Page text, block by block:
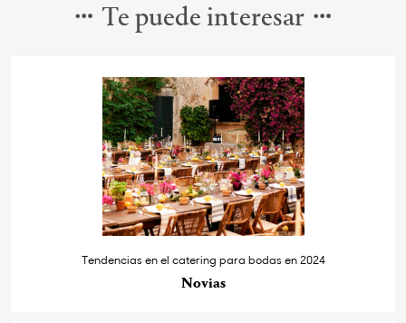
Te puede interesar
Tendencias en el catering para bodas en 2024
Novias